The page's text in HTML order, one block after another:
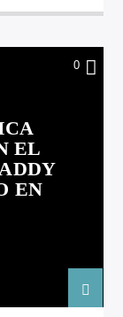
0
EL
EN